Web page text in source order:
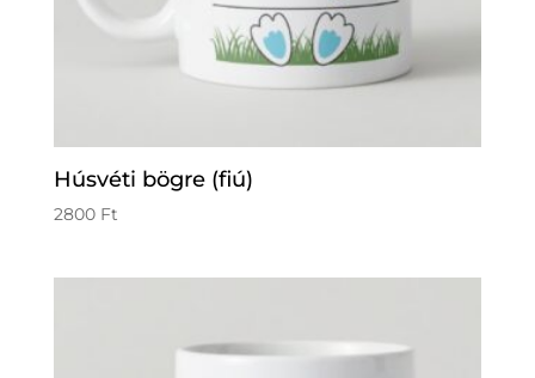
Húsvéti bögre (fiú)
2800 Ft